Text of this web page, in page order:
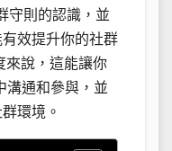
守則的認識，並
效提升你的社群
來說，這能讓你
溝通和參與，並
環境。